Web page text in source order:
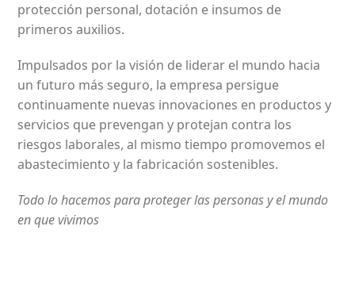
protección personal, dotación e insumos de
primeros auxilios.
Impulsados por la visión de liderar el mundo hacia
un futuro más seguro, la empresa persigue
continuamente nuevas innovaciones en productos y
servicios que prevengan y protejan contra los
riesgos laborales, al mismo tiempo promovemos el
abastecimiento y la fabricación sostenibles.
Todo lo hacemos para proteger las personas y el mundo
en que vivimos